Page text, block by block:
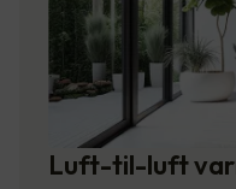
Luft-til-luft